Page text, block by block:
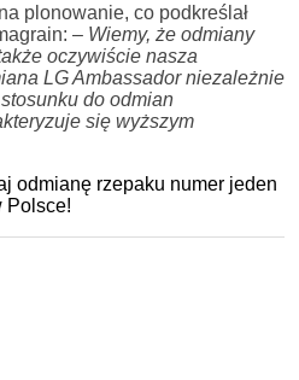
plonowanie, co podkreślał
– Wiemy, że odmiany
oczywiście nasza
LG Ambassador niezależnie
do odmian
się wyższym
odmianę rzepaku numer jeden
Polsce!